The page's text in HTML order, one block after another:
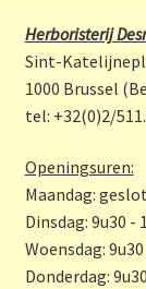
b
o
o
k
a
gr
a
m
Herboristerij
Sint-
1000 Brussel
tel: +32(0)2/
Openingsuren:
Maandag:
Dinsdag: 9u30 -
Woensdag:
Donderdag: